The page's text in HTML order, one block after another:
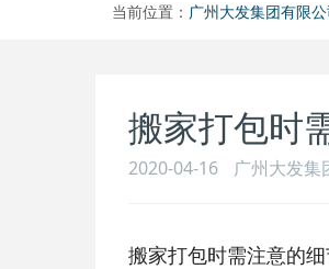
当前位置： 广州大发集团有限公
搬家打包时
2020-04-16 广州大发集
搬家打包时需注意的